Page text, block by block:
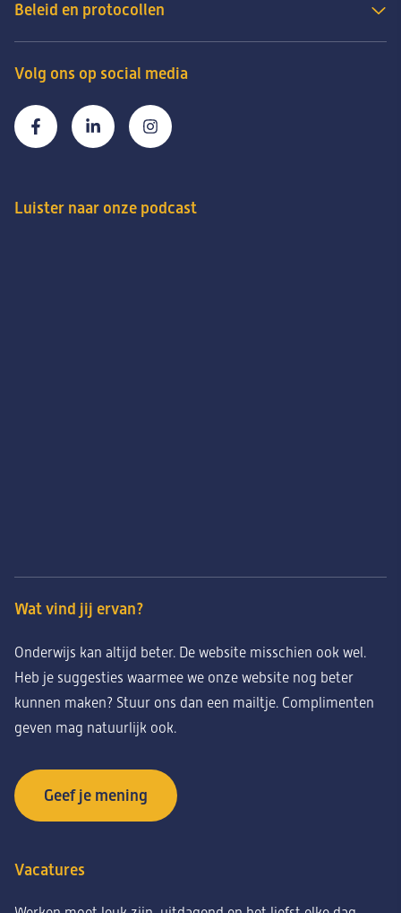
Volg ons op social media
Luister naar onze podcast
Beleid en protocollen
Wat vind jij ervan?
Onderwijs kan altijd beter. De website misschien ook wel.
Heb je suggesties waarmee we onze website nog beter
kunnen maken? Stuur ons dan een mailtje. Complimenten
geven mag natuurlijk ook.
Geef je mening
Vacatures